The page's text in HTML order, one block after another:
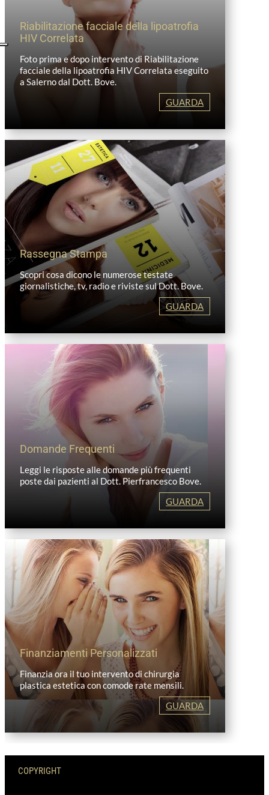
Riabilitazione facciale della lipoatrofia
HIV Correlata
Foto prima e dopo intervento di Riabilitazione
facciale della lipoatrofia HIV Correlata eseguito
a Salerno dal Dott. Bove.
GUARDA
Rassegna Stampa
Scopri cosa dicono le numerose testate
giornalistiche, tv, radio e riviste sul Dott. Bove.
GUARDA
Domande Frequenti
Leggi le risposte alle domande più frequenti
poste dai pazienti al Dott. Pierfrancesco Bove.
GUARDA
Finanziamenti Personalizzati
Finanzia ora il tuo intervento di chirurgia
plastica estetica con comode rate mensili.
GUARDA
COPYRIGHT